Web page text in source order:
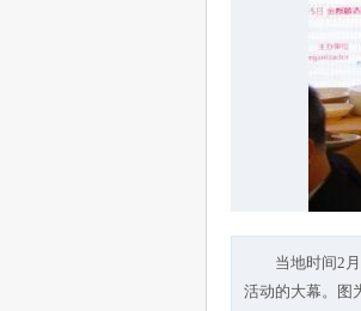
当地时间2
活动的大幕。图